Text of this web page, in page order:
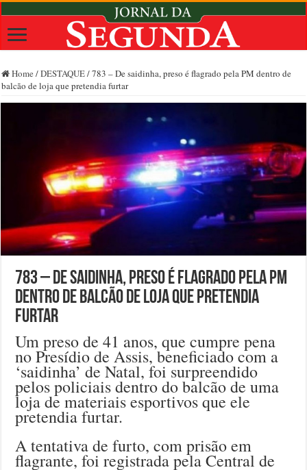
Home /DESTAQUE/783 – De saidinha, preso é flagrado pela PM dentro de
balcão de loja que pretendia furtar
783 – De saidinha, preso é flagrado pela PM
dentro de balcão de loja que pretendia
furtar
Um preso de 41 anos, que cumpre pena
no Presídio de Assis, beneficiado com a
‘saidinha’ de Natal, foi surpreendido
pelos policiais dentro do balcão de uma
loja de materiais esportivos que ele
pretendia furtar.
A tentativa de furto, com prisão em
flagrante, foi registrada pela Central de